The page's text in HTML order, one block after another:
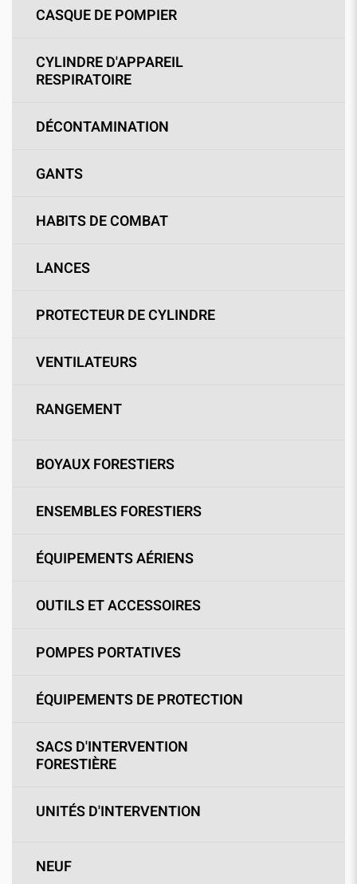
CASQUE DE POMPIER
CYLINDRE D'APPAREIL
RESPIRATOIRE
DÉCONTAMINATION
GANTS
HABITS DE COMBAT
LANCES
PROTECTEUR DE CYLINDRE
VENTILATEURS
RANGEMENT
BOYAUX FORESTIERS
ENSEMBLES FORESTIERS
ÉQUIPEMENTS AÉRIENS
OUTILS ET ACCESSOIRES
POMPES PORTATIVES
ÉQUIPEMENTS DE PROTECTION
SACS D'INTERVENTION
FORESTIÈRE
UNITÉS D'INTERVENTION
NEUF